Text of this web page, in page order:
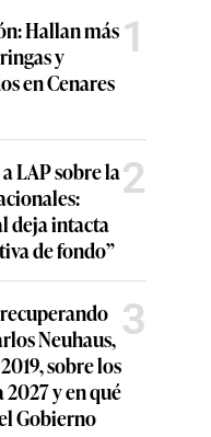
Hallan más
y
en Cenares
1
LAP sobre la
deja intacta
de fondo”
2
Neuhaus,
sobre los
y en qué
Gobierno
3